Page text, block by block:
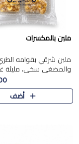
ملبن بالمكسرات
ملبن شرقي بقوامه
والمضغي سخي، مليئة
بتشكيلة فاخرة من
قرمشة مميزة مرضية
أضف